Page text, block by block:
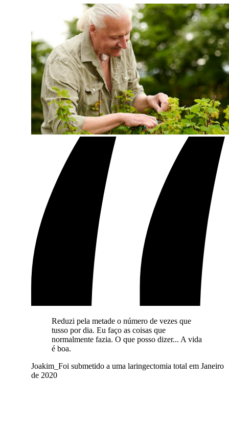
Reduzi pela metade o número de vezes que
tusso por dia. Eu faço as coisas que
normalmente fazia. O que posso dizer... A vida
é boa.
Joakim_ Foi submetido a uma laringectomia total em Janeiro
de 2020